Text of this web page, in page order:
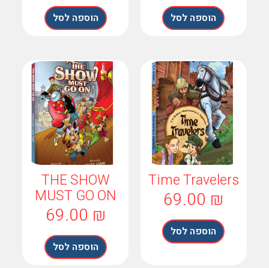
הוספה לסל הוספה לסל
Time
69.00
הוספה לסל
THE SHOW
MUST GO ON
69.00
הוספה לסל